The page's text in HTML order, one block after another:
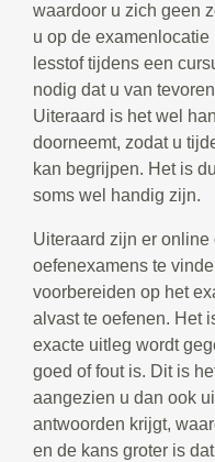
waardoor u zich geen
u op de
lesstof tijdens een
nodig dat u van
Uiteraard is het wel
doorneemt, zodat u
kan begrijpen. Het is
soms wel handig zijn.
Uiteraard zijn er
oefenexamens te
voorbereiden op het
alvast te oefenen. Het
exacte uitleg wordt
goed of fout is. Dit is
aangezien u dan ook
antwoorden krijgt,
en de kans groter is